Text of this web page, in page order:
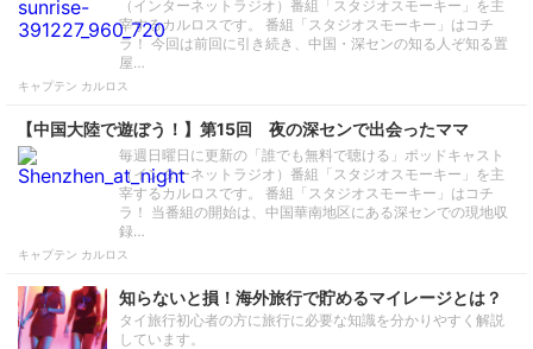
（インターネットラジオ）番組「スタジオスモーキー」を主
宰するカルロスです。 番組「スタジオスモーキー」はコチ
ラ！ 今回は前回に引き続き、中国・深センの知る人ぞ知る置
屋…
キャプテン カルロス
【中国大陸で遊ぼう！】第15回 夜の深センで出会ったママ
毎週日曜日に更新の「誰でも無料で聴ける」ポッドキャスト
（インターネットラジオ）番組「スタジオスモーキー」を主
宰するカルロスです。 番組「スタジオスモーキー」はコチ
ラ！ 当番組の開始は、中国華南地区にある深センでの現地収
録…
キャプテン カルロス
知らないと損！海外旅行で貯めるマイレージとは？
タイ旅行初心者の方に旅行に必要な知識を分かりやすく解説
しています。